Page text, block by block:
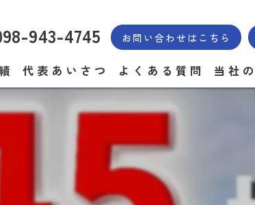
943-4745 お問い合わせはこちら
代表あいさつ よくある質問 当社
マン